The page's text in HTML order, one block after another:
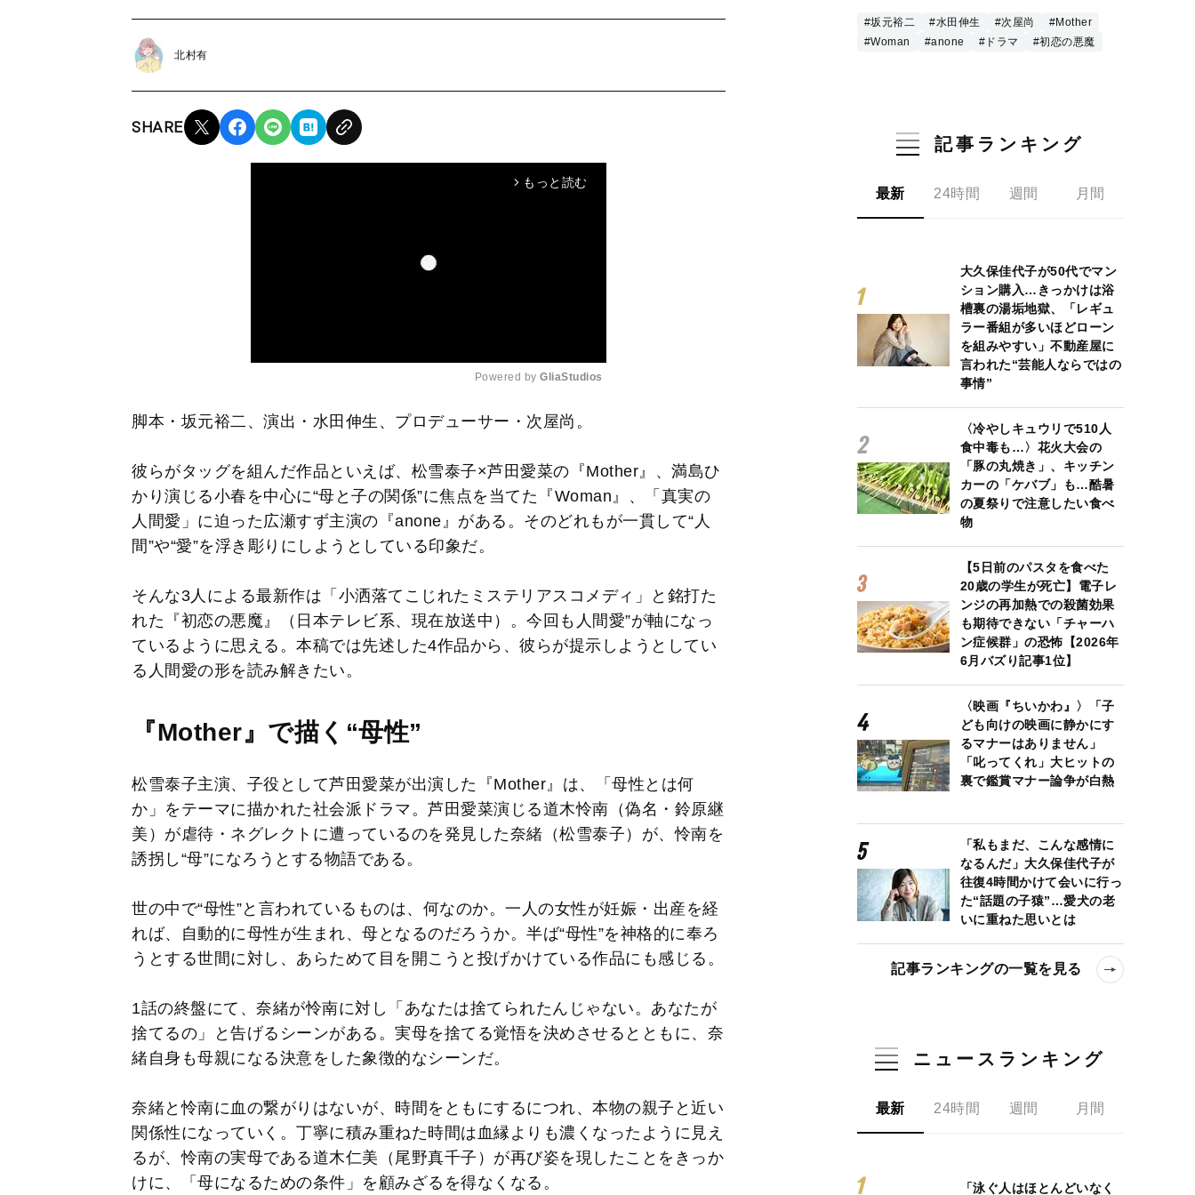
北村有
SHARE
arrow_forward_ios もっと読む
M
t
e
Powered by GliaStudios
脚本・坂元裕二、演出・水田伸生、プロデューサー・次屋尚。
彼らがタッグを組んだ作品といえば、松雪泰子×芦田愛菜の『Mother』、満島ひ
かり演じる小春を中心に“母と子の関係”に焦点を当てた『Woman』、「真実の
人間愛」に迫った広瀬すず主演の『anone』がある。そのどれもが一貫して“人
間”や“愛”を浮き彫りにしようとしている印象だ。
そんな3人による最新作は「小洒落てこじれたミステリアスコメディ」と銘打た
れた『初恋の悪魔』（日本テレビ系、現在放送中）。今回も人間愛”が軸になっ
ているように思える。本稿では先述した4作品から、彼らが提示しようとしてい
る人間愛の形を読み解きたい。
『Mother』で描く“母性”
松雪泰子主演、子役として芦田愛菜が出演した『Mother』は、「母性とは何
か」をテーマに描かれた社会派ドラマ。芦田愛菜演じる道木怜南（偽名・鈴原継
美）が虐待・ネグレクトに遭っているのを発見した奈緒（松雪泰子）が、怜南を
誘拐し“母”になろうとする物語である。
世の中で“母性”と言われているものは、何なのか。一人の女性が妊娠・出産を経
れば、自動的に母性が生まれ、母となるのだろうか。半ば“母性”を神格的に奉ろ
うとする世間に対し、あらためて目を開こうと投げかけている作品にも感じる。
1話の終盤にて、奈緒が怜南に対し「あなたは捨てられたんじゃない。あなたが
捨てるの」と告げるシーンがある。実母を捨てる覚悟を決めさせるとともに、奈
緒自身も母親になる決意をした象徴的なシーンだ。
奈緒と怜南に血の繋がりはないが、時間をともにするにつれ、本物の親子と近い
関係性になっていく。丁寧に積み重ねた時間は血縁よりも濃くなったように見え
るが、怜南の実母である道木仁美（尾野真千子）が再び姿を現したことをきっか
けに、「母になるための条件」を顧みざるを得なくなる。
#坂元裕二 #水田伸生 #次屋尚
#Mother
#Woman
#anone #ドラマ #初恋の悪魔
記事ランキング
最新 24時間 週間 月間
大久保佳代子が50代でマン
ション購入…きっかけは浴
槽裏の湯垢地獄、「レギュ
ラー番組が多いほどローン
を組みやすい」不動産屋に
言われた“芸能人ならではの
事情”
〈冷やしキュウリで510人
食中毒も…〉花火大会の
「豚の丸焼き」、キッチン
カーの「ケバブ」も…酷暑
の夏祭りで注意したい食べ
物
【5日前のパスタを食べた
20歳の学生が死亡】電子レ
ンジの再加熱での殺菌効果
も期待できない「チャーハ
ン症候群」の恐怖【2026年
6月バズり記事1位】
〈映画『ちいかわ』〉「子
ども向けの映画に静かにす
るマナーはありません」
「叱ってくれ」大ヒットの
裏で鑑賞マナー論争が白熱
「私もまだ、こんな感情に
なるんだ」大久保佳代子が
往復4時間かけて会いに行っ
た“話題の子猿”…愛犬の老
いに重ねた思いとは
記事ランキングの一覧を見る
ニュースランキング
最新 24時間 週間 月間
「泳ぐ人はほとんどいなく